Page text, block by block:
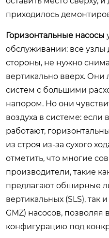
приходилось
Горизонтальные насосы
обслуживании: все узлы
стороны, не нужно
вертикально вверх. Они
систем с большими
напором. Но они
воздуха в системе: если
работают,
из строя из-за сухого
отметить, что многие
производители, такие
предлагают обширные
вертикальных (SLS), так
GMZ) насосов,
конфигурацию под